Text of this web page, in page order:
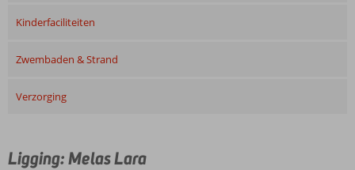
Kinderfaciliteiten
Zwembaden & Strand
Verzorging
Ligging: Melas Lara